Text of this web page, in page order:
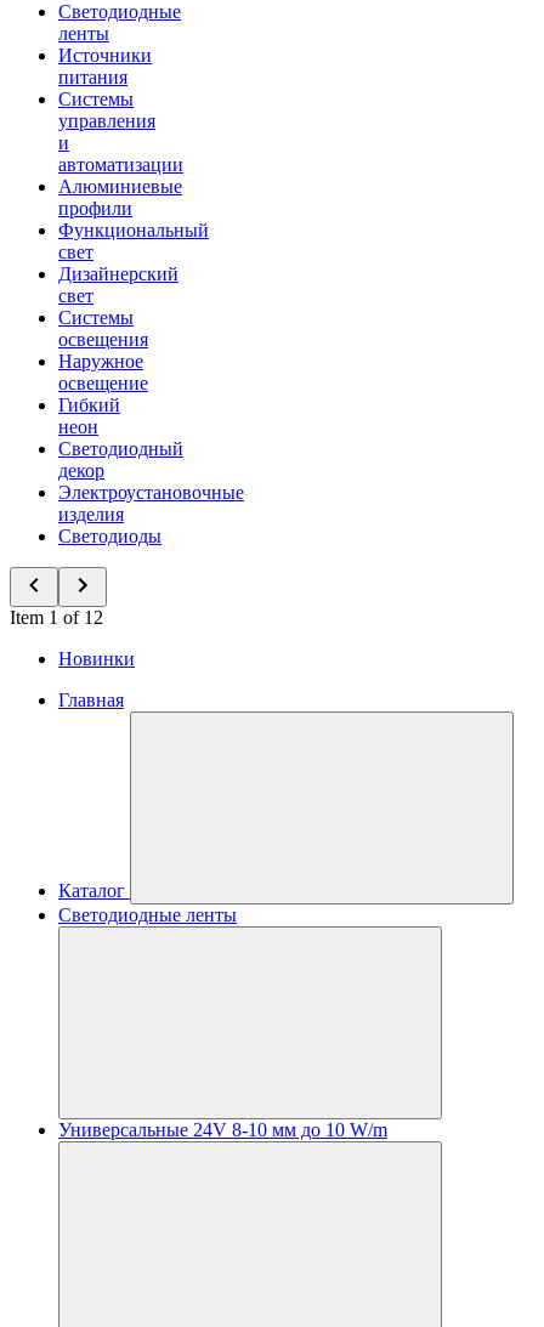
Светодиодные
ленты
Источники
питания
Системы
управления
и
автоматизации
Алюминиевые
профили
Функциональный
свет
Дизайнерский
свет
Системы
освещения
Наружное
освещение
Гибкий
неон
Светодиодный
декор
Электроустановочные
изделия
Светодиоды
Item 1 of 12
Новинки
Главная
Каталог
Светодиодные ленты
Универсальные 24V 8-10 мм до 10 W/m